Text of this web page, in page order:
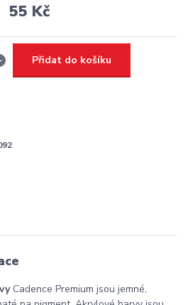
55 Kč
Přidat do košíku
Cadence Premium jsou jemné,